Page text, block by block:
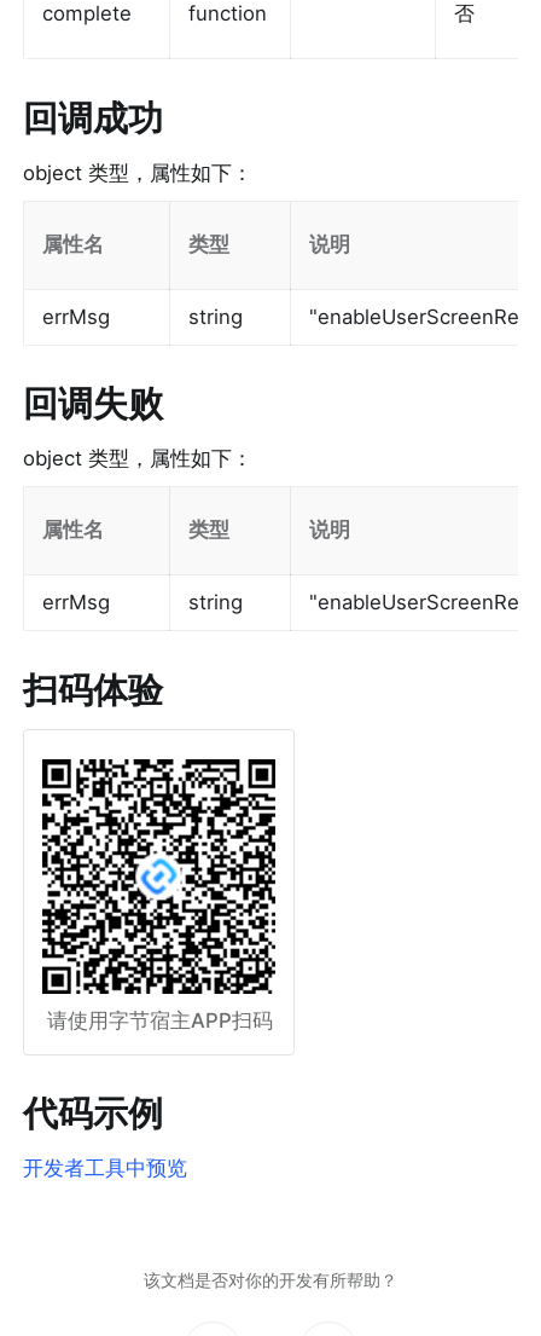
complete function 否
回调成功
object 类型，属性如下：
属性名 类型 说明
errMsg string
回调失败
object 类型，属性如下：
属性名 类型 说明
errMsg string
扫码体验
请使用字节宿主APP扫码
代码示例
开发者工具中预览
该文档是否对你的开发有所帮助？